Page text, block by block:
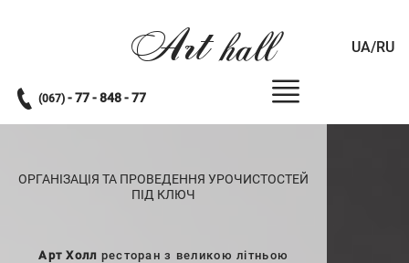
Arthall
(067) - 77 - 848 - 77
UA/RU
ОРГАНІЗАЦІЯ ТА ПРОВЕДЕННЯ УРОЧИСТОСТЕЙ
ПІД КЛЮЧ
Арт Холл ресторан з великою літньою